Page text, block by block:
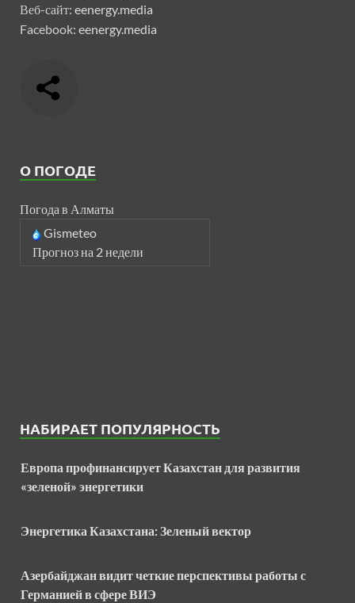
Веб-сайт: eenergy.media
Facebook: eenergy.media
О ПОГОДЕ
Погода в Алматы
Gismeteo
Прогноз на 2 недели
НАБИРАЕТ ПОПУЛЯРНОСТЬ
Европа профинансирует Казахстан для развития
«зеленой» энергетики
Энергетика Казахстана: Зеленый вектор
Азербайджан видит четкие перспективы работы с
Германией в сфере ВИЭ